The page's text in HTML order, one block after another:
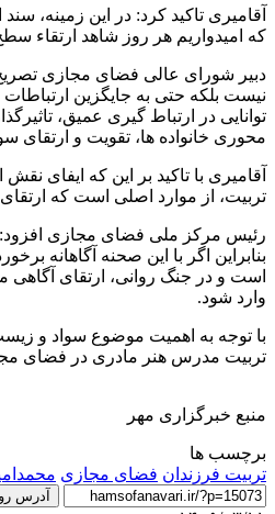
آقامیری تاکید کرد: در این
که امیدواریم هر روز شاهد ارتقاء
دبیر شورای عالی فضای مجازی
نیست بلکه حتی به جایگزین
توانایی در ارتباط گیری عمیق،
محوری خانواده ها، تقویت و
آقامیری با تاکید بر این که ایفای
تربیت، از موارد اصلی است که
رئیس مرکز ملی فضای مجازی افزود:
بنابراین اگر با این صحنه
است و در جنگ روانی، ارتقای آگاهی
وارد شود.
با توجه به اهمیت موضوع سواد و
تربیت مدرس هنر مادری در فضای
منبع خبرگزاری مهر
برچسب ها
تربیت فرزندان فضای مجازی
آدرس